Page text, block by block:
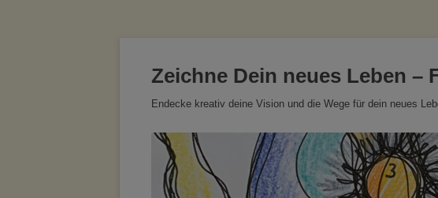
Zeichne Dein neues Leben –
Endecke kreativ deine Vision und die Wege für dein neues